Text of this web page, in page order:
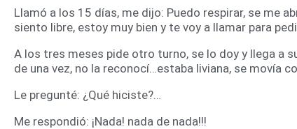
Llamó a los 15 días, me dijo: Puedo respirar, se me
siento libre, estoy muy bien y te voy a llamar para
A los tres meses pide otro turno, se lo doy y llega a
de una vez, no la reconocí…estaba liviana, se movía
Le pregunté: ¿Qué hiciste?…
Me respondió: ¡Nada! nada de nada!!!